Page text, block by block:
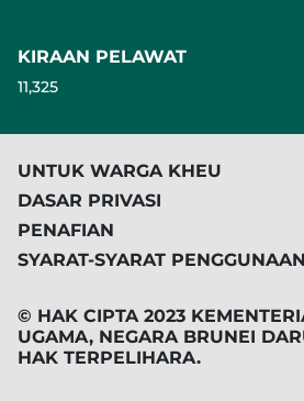
KIRAAN PELAWAT
11,325
UNTUK WARGA KHEU
DASAR PRIVASI
PENAFIAN
SYARAT-SYARAT PENGGUNAAN
© HAK CIPTA 2023
UGAMA, NEGARA BRUNEI
HAK TERPELIHARA.